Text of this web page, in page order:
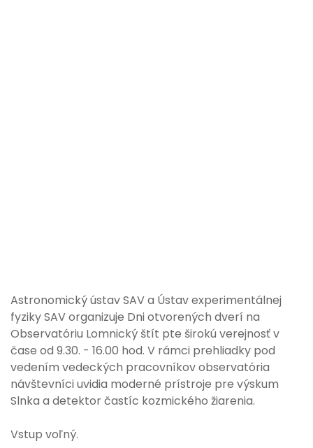
Astronomický ústav SAV a Ústav experimentálnej
fyziky SAV organizuje Dni otvorených dverí na
Observatóriu Lomnický štít pte širokú verejnosť v
čase od 9.30. - 16.00 hod. V rámci prehliadky pod
vedením vedeckých pracovníkov observatória
návštevníci uvidia moderné prístroje pre výskum
Slnka a detektor častíc kozmického žiarenia.
Vstup voľný.